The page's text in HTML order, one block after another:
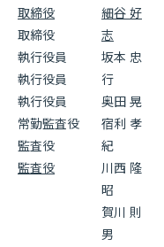
取締役
取締役
執行役員
執行役員
執行役員
常勤監査役
監査役
監査役
細谷 好
志
坂本 忠
行
奥田 晃
宿利 孝
紀
川西 隆
昭
賀川 則
男